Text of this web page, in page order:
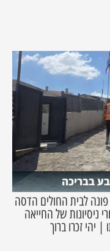
בבריכה
לבית החולים הדסה
ניסיונות של החייאה
יהי זכרו ברוך